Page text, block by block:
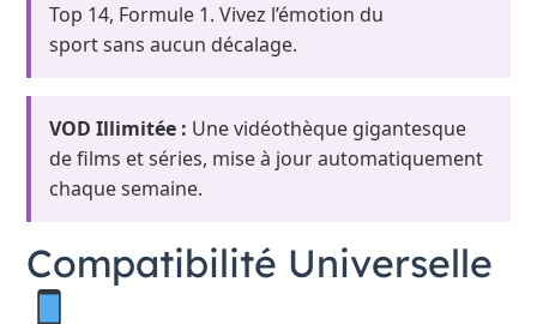
Top 14, Formule 1. Vivez l’émotion du
sport sans aucun décalage.
VOD Illimitée : Une vidéothèque gigantesque
de films et séries, mise à jour automatiquement
chaque semaine.
Compatibilité Universelle